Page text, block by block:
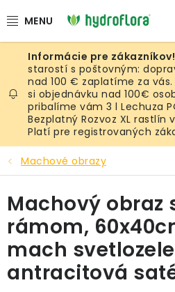
na
RASTLINY
UMELÉ RASTLINY
KVETINÁČE
SUBSTRÁTY A PRÍSLUŠENSTVO
SERVIS INTERIÉROVEJ ZELENE
ŽIVÉ STENY
starostí s poštovným:
nad 100 € zaplatíme za vás.
si objednávku nad 100€
pribalíme vám 3 l Lechuza
Bezplatný Rozvoz XL rastlín
Platí pre registrovaných
Machové obrazy
Machový obraz
rámom,
mach
antracitová